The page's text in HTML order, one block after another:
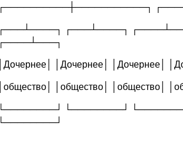
┌──────────┼───────────┐
┌───┴────┐ ┌───┴────┐
┌────┴───┐
│Дочернее│ │Дочернее│ │Дочернее│
│общество│ │общество│ │общество│
└────────┘ └────────┘
└────────┘